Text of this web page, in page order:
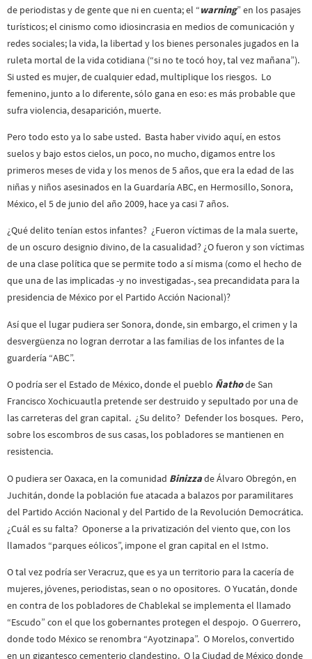
de periodistas y de gente que ni en cuenta; el “warning” en los pasajes
turísticos; el cinismo como idiosincrasia en medios de comunicación y
redes sociales; la vida, la libertad y los bienes personales jugados en la
ruleta mortal de la vida cotidiana (“si no te tocó hoy, tal vez mañana”).
Si usted es mujer, de cualquier edad, multiplique los riesgos. Lo
femenino, junto a lo diferente, sólo gana en eso: es más probable que
sufra violencia, desaparición, muerte.
Pero todo esto ya lo sabe usted. Basta haber vivido aquí, en estos
suelos y bajo estos cielos, un poco, no mucho, digamos entre los
primeros meses de vida y los menos de 5 años, que era la edad de las
niñas y niños asesinados en la Guardaría ABC, en Hermosillo, Sonora,
México, el 5 de junio del año 2009, hace ya casi 7 años.
¿Qué delito tenían estos infantes? ¿Fueron víctimas de la mala suerte,
de un oscuro designio divino, de la casualidad? ¿O fueron y son víctimas
de una clase política que se permite todo a sí misma (como el hecho de
que una de las implicadas -y no investigadas-, sea precandidata para la
presidencia de México por el Partido Acción Nacional)?
Así que el lugar pudiera ser Sonora, donde, sin embargo, el crimen y la
desvergüenza no logran derrotar a las familias de los infantes de la
guardería “ABC”.
O podría ser el Estado de México, donde el pueblo Ñathode San
Francisco Xochicuautla pretende ser destruido y sepultado por una de
las carreteras del gran capital. ¿Su delito? Defender los bosques. Pero,
sobre los escombros de sus casas, los pobladores se mantienen en
resistencia.
O pudiera ser Oaxaca, en la comunidad Binizzade Álvaro Obregón, en
Juchitán, donde la población fue atacada a balazos por paramilitares
del Partido Acción Nacional y del Partido de la Revolución Democrática.
¿Cuál es su falta? Oponerse a la privatización del viento que, con los
llamados “parques eólicos”, impone el gran capital en el Istmo.
O tal vez podría ser Veracruz, que es ya un territorio para la cacería de
mujeres, jóvenes, periodistas, sean o no opositores. O Yucatán, donde
en contra de los pobladores de Chablekal se implementa el llamado
“Escudo” con el que los gobernantes protegen el despojo. O Guerrero,
donde todo México se renombra “Ayotzinapa”. O Morelos, convertido
en un gigantesco cementerio clandestino. O la Ciudad de México donde